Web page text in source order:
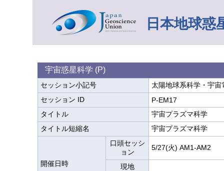
日本地球惑
宇宙惑星科学 (P)
セッション小記号
太陽地球系科学・宇
セッション ID
P-EM17
タイトル
宇宙プラズマ科学
タイトル短縮名
宇宙プラズマ科学
開催日時
口頭セッシ
ョン
5/27(火) AM1-AM2
現地